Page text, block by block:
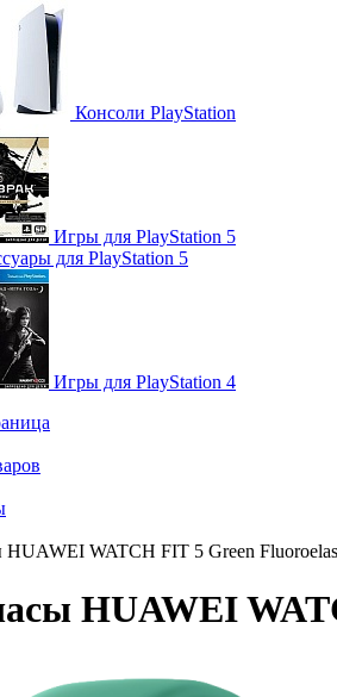
Консоли PlayStation
Игры для PlayStation 5
для PlayStation 5
Игры для PlayStation 4
WATCH FIT 5 Green
HUAWEI